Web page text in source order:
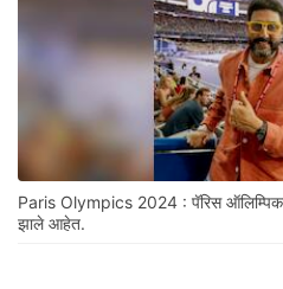
Paris Olympics 2024 : पॅरिस
झाले आहेत.